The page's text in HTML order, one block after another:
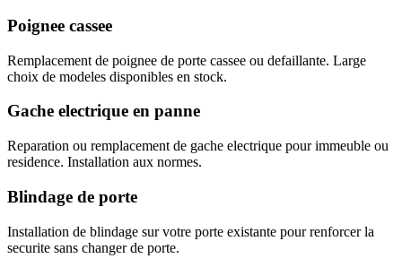
Poignee cassee
Remplacement de poignee de porte cassee ou defaillante. Large
choix de modeles disponibles en stock.
Gache electrique en panne
Reparation ou remplacement de gache electrique pour immeuble ou
residence. Installation aux normes.
Blindage de porte
Installation de blindage sur votre porte existante pour renforcer la
securite sans changer de porte.